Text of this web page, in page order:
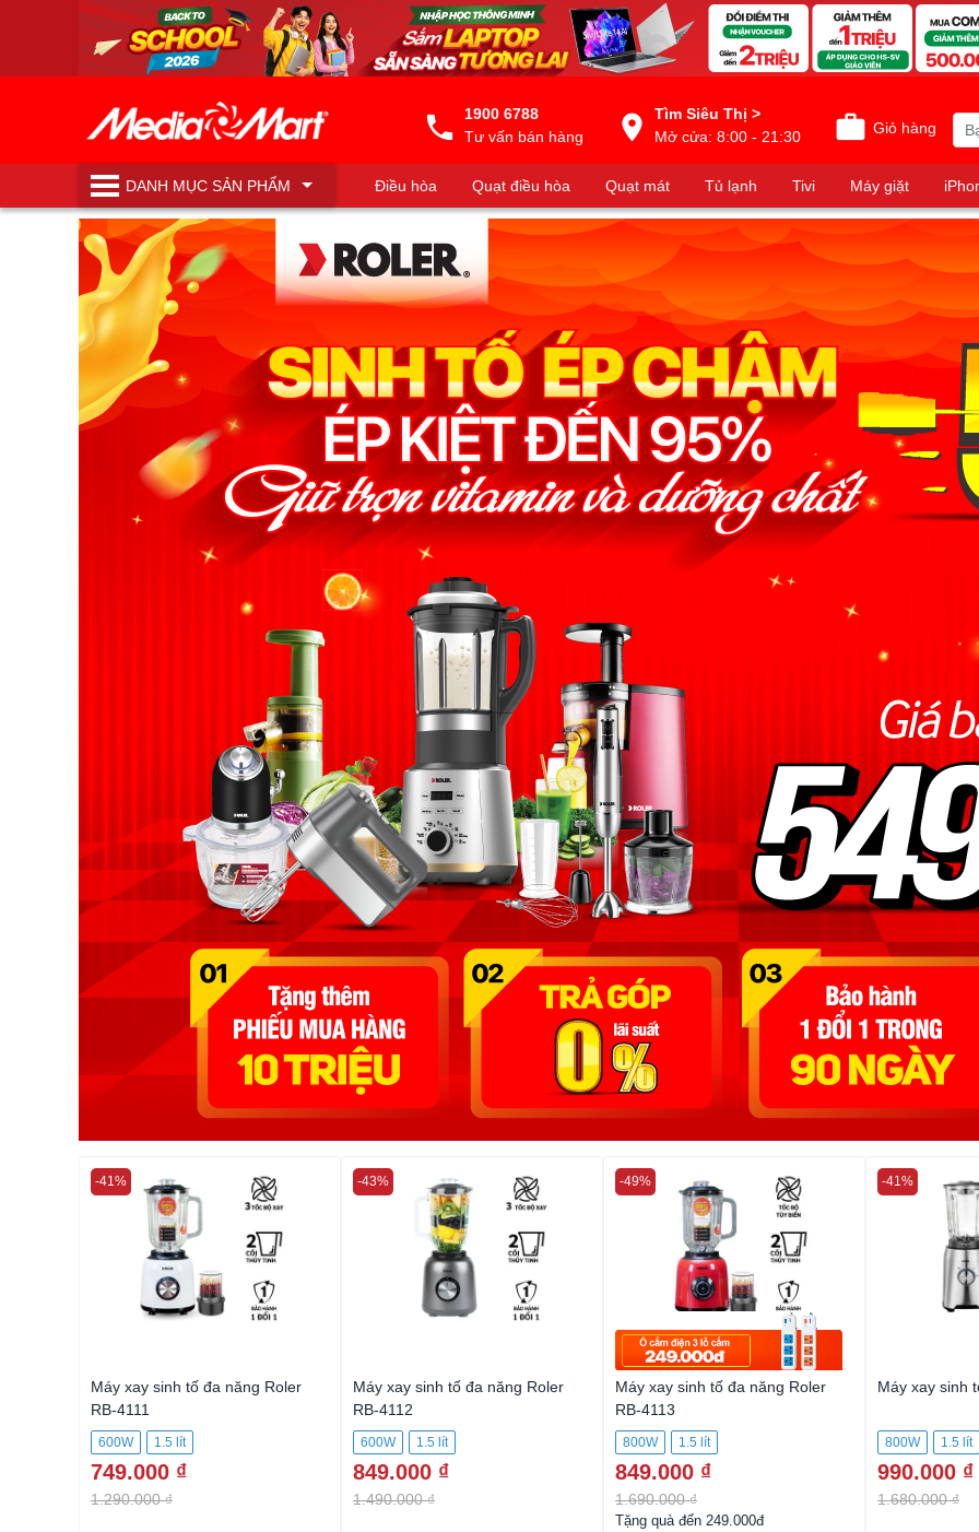
1900 6788
Tư vấn bán hàng
Tìm Siêu Thị >
Mở cửa: 8:00 - 21:30
Giỏ hàng
DANH MỤCSẢN PHẨM Điều hòa Quạt điều hòa Quạt mát Tủ lạnh Tivi Máy giặt
Máy lọc nước
Máy xay sinh tố đa năng Roler
RB-4111
600W 1.5 lít
749.000 ₫
1.290.000 ₫
-41%
Máy xay sinh tố đa năng Roler
RB-4112
600W 1.5 lít
849.000 ₫
1.490.000 ₫
-43%
Máy xay sinh tố đa năng Roler
RB-4113
800W 1.5 lít
849.000 ₫
1.690.000 ₫
-49%
Tặng quà đến 249.000đ
Máy xay sinh
800W 1.5 lít
990.000 ₫
1.680.000 ₫
-41%